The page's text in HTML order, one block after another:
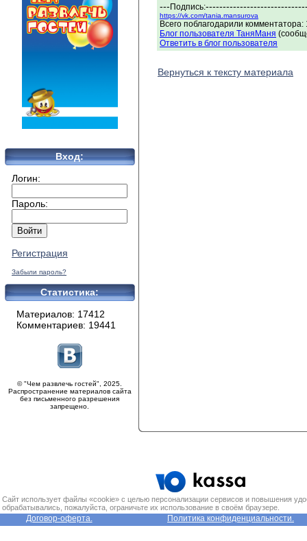
Вход:
Логин:
Пароль:
Регистрация
Забыли пароль?
Статистика:
Материалов: 17412
Комментариев: 19441
© "Чем развлечь гостей", 2025.
Распространение материалов сайта
без письменного разрешения
запрещено.
--- Подпись:
https://vk.com/tania.mansurova
Всего поблагодарили
Блог пользователя ТаняМаня
Ответить в блог пользователя
Вернуться к тексту материала
Сайт использует файлы «cookie» с целью персонализации сервисов и повышения
обрабатывались, пожалуйста, ограничьте их использование в своём браузере.
Договор-оферта. Политика конфиденциальности.